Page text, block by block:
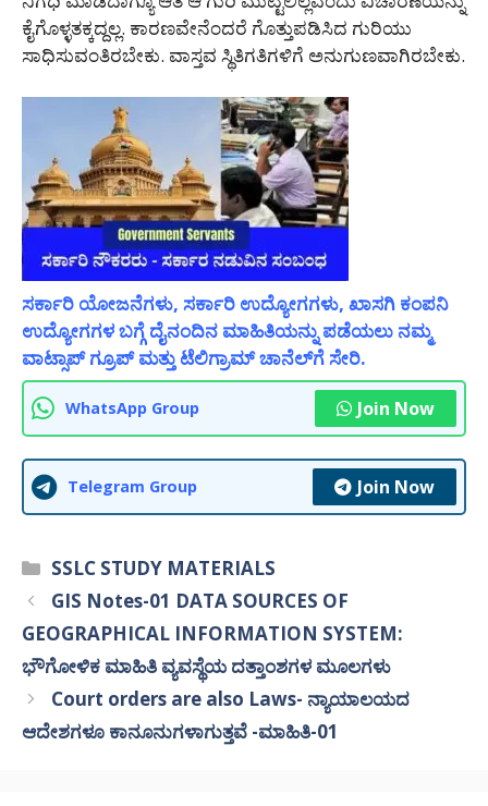
ಕೈಗೊಳ್ಳತಕ್ಕದ್ದಲ್ಲ. ಕಾರಣವೇನೆಂದರೆ ಗೊತ್ತುಪಡಿಸಿದ ಗುರಿಯು
ಸಾಧಿಸುವಂತಿರಬೇಕು. ವಾಸ್ತವ ಸ್ಥಿತಿಗತಿಗಳಿಗೆ ಅನುಗುಣವಾಗಿರಬೇಕು.
ಸರ್ಕಾರಿ ಯೋಜನೆಗಳು, ಸರ್ಕಾರಿ ಉದ್ಯೋಗಗಳು, ಖಾಸಗಿ ಕಂಪನಿ
ಉದ್ಯೋಗಗಳ ಬಗ್ಗೆ ದೈನಂದಿನ ಮಾಹಿತಿಯನ್ನು ಪಡೆಯಲು ನಮ್ಮ
ವಾಟ್ಸಾಪ್ ಗ್ರೂಪ್ ಮತ್ತು ಟೆಲಿಗ್ರಾಮ್ ಚಾನೆಲ್‌ಗೆ ಸೇರಿ.
WhatsApp Group Join Now
Telegram Group Join Now
Categories
SSLC STUDY MATERIALS
GIS Notes-01 DATA SOURCES OF
GEOGRAPHICAL INFORMATION SYSTEM:
ಭೌಗೋಳಿಕ ಮಾಹಿತಿ ವ್ಯವಸ್ಥೆಯ ದತ್ತಾಂಶಗಳ ಮೂಲಗಳು
Court orders are also Laws- ನ್ಯಾಯಾಲಯದ
ಆದೇಶಗಳೂ ಕಾನೂನುಗಳಾಗುತ್ತವೆ -ಮಾಹಿತಿ-01